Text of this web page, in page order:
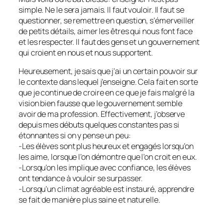
simple. Ne le sera jamais. Il faut vouloir. Il faut se
questionner, se remettre en question, s’émerveiller
de petits détails, aimer les êtres qui nous font face
et les respecter. Il faut des gens et un gouvernement
qui croient en nous et nous supportent.
Heureusement, je sais que j’ai un certain pouvoir sur
le contexte dans lequel j’enseigne. Cela fait en sorte
que je continue de croire en ce que je fais malgré la
vision bien fausse que le gouvernement semble
avoir de ma profession. Effectivement, j’observe
depuis mes débuts quelques constantes pas si
étonnantes si on y pense un peu:
-Les élèves sont plus heureux et engagés lorsqu’on
les aime, lorsque l’on démontre que l’on croit en eux.
-Lorsqu’on les implique avec confiance, les élèves
ont tendance à vouloir se surpasser.
-Lorsqu’un climat agréable est instauré, apprendre
se fait de manière plus saine et naturelle.